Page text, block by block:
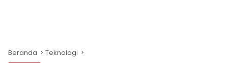
Beranda Teknologi